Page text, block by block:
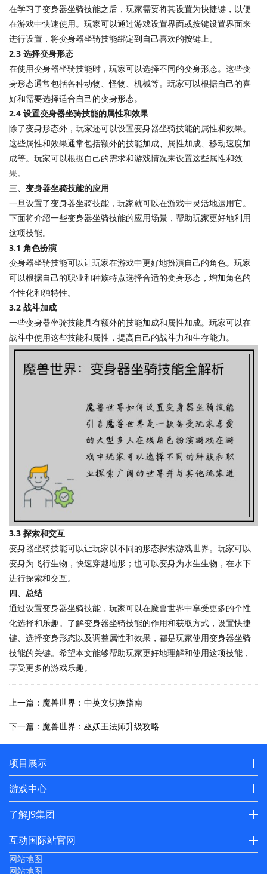
在学习了变身器坐骑技能之后，玩家需要将其设置为快捷键，以便
在游戏中快速使用。玩家可以通过游戏设置界面或按键设置界面来
进行设置，将变身器坐骑技能绑定到自己喜欢的按键上。
2.3 选择变身形态
在使用变身器坐骑技能时，玩家可以选择不同的变身形态。这些变
身形态通常包括各种动物、怪物、机械等。玩家可以根据自己的喜
好和需要选择适合自己的变身形态。
2.4 设置变身器坐骑技能的属性和效果
除了变身形态外，玩家还可以设置变身器坐骑技能的属性和效果。
这些属性和效果通常包括额外的技能加成、属性加成、移动速度加
成等。玩家可以根据自己的需求和游戏情况来设置这些属性和效
果。
三、变身器坐骑技能的应用
一旦设置了变身器坐骑技能，玩家就可以在游戏中灵活地运用它。
下面将介绍一些变身器坐骑技能的应用场景，帮助玩家更好地利用
这项技能。
3.1 角色扮演
变身器坐骑技能可以让玩家在游戏中更好地扮演自己的角色。玩家
可以根据自己的职业和种族特点选择合适的变身形态，增加角色的
个性化和独特性。
3.2 战斗加成
一些变身器坐骑技能具有额外的技能加成和属性加成。玩家可以在
战斗中使用这些技能和属性，提高自己的战斗力和生存能力。
3.3 探索和交互
变身器坐骑技能可以让玩家以不同的形态探索游戏世界。玩家可以
变身为飞行生物，快速穿越地形；也可以变身为水生生物，在水下
进行探索和交互。
四、总结
通过设置变身器坐骑技能，玩家可以在魔兽世界中享受更多的个性
化选择和乐趣。了解变身器坐骑技能的作用和获取方式，设置快捷
键、选择变身形态以及调整属性和效果，都是玩家使用变身器坐骑
技能的关键。希望本文能够帮助玩家更好地理解和使用这项技能，
享受更多的游戏乐趣。
上一篇：魔兽世界：中英文切换指南
下一篇：魔兽世界：巫妖王法师升级攻略
项目展示
游戏中心
了解J9集团
互动国际站官网
网站地图
网站地图